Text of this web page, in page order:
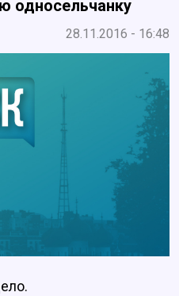
односельчанку
28.11.2016 - 16:48